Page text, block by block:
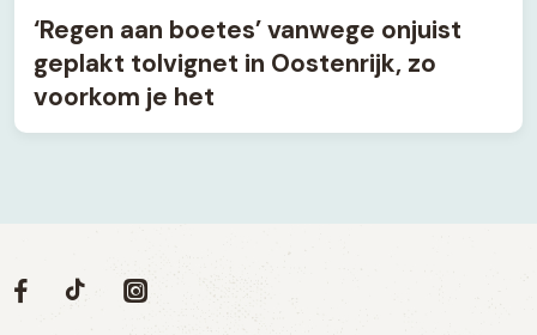
‘Regen aan boetes’ vanwege onjuist
geplakt tolvignet in Oostenrijk, zo
voorkom je het
Volg
Social
Volg
Volg
Volg